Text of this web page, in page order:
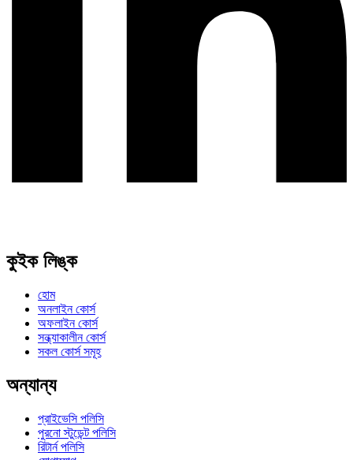
কুইক লিঙ্ক
হোম
অনলাইন কোর্স
অফলাইন কোর্স
সন্ধ্যাকালীন কোর্স
সকল কোর্স সমূহ
অন্যান্য
প্রাইভেসি পলিসি
পুরনো স্টুডেন্ট পলিসি
রিটার্ন পলিসি